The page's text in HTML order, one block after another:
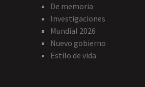
De memoria
Investigaciones
Mundial 2026
Nuevo gobierno
Estilo de vida